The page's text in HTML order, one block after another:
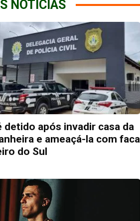
NOTÍCIAS
detido após invadir casa da
e ameaçá-la com faca
do Sul